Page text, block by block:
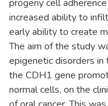
progeny cell
increased ability to
early ability to create
The aim of the study
epigenetic disorders
the CDH1 gene
normal cells, on the